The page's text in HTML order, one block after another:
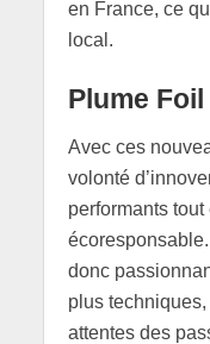
en France, ce
local.
Plume
Avec ces
volonté
performants
donc
plus
attentes des